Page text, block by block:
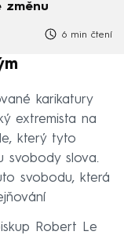
změnu
6 min čtení
karikatury
extremista na
který tyto
svobody slova.
svobodu, která
Robert Le